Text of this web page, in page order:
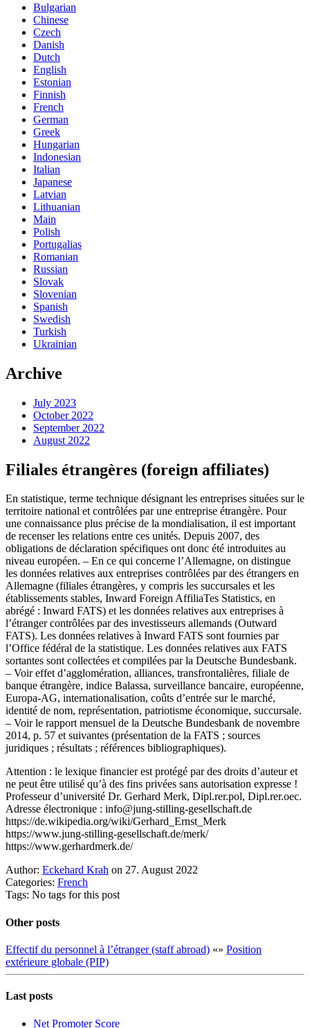
Bulgarian
Chinese
Czech
Danish
Dutch
English
Estonian
Finnish
French
German
Greek
Hungarian
Indonesian
Italian
Japanese
Latvian
Lithuanian
Main
Polish
Portugalias
Romanian
Russian
Slovak
Slovenian
Spanish
Swedish
Turkish
Ukrainian
Archive
July 2023
October 2022
September 2022
August 2022
Filiales étrangères (foreign affiliates)
En statistique, terme technique désignant les entreprises situées sur le
territoire national et contrôlées par une entreprise étrangère. Pour
une connaissance plus précise de la mondialisation, il est important
de recenser les relations entre ces unités. Depuis 2007, des
obligations de déclaration spécifiques ont donc été introduites au
niveau européen. – En ce qui concerne l’Allemagne, on distingue
les données relatives aux entreprises contrôlées par des étrangers en
Allemagne (filiales étrangères, y compris les succursales et les
établissements stables, Inward Foreign AffiliaTes Statistics, en
abrégé : Inward FATS) et les données relatives aux entreprises à
l’étranger contrôlées par des investisseurs allemands (Outward
FATS). Les données relatives à Inward FATS sont fournies par
l’Office fédéral de la statistique. Les données relatives aux FATS
sortantes sont collectées et compilées par la Deutsche Bundesbank.
– Voir effet d’agglomération, alliances, transfrontalières, filiale de
banque étrangère, indice Balassa, surveillance bancaire, européenne,
Europa-AG, internationalisation, coûts d’entrée sur le marché,
identité de nom, représentation, patriotisme économique, succursale.
– Voir le rapport mensuel de la Deutsche Bundesbank de novembre
2014, p. 57 et suivantes (présentation de la FATS ; sources
juridiques ; résultats ; références bibliographiques).
Attention : le lexique financier est protégé par des droits d’auteur et
ne peut être utilisé qu’à des fins privées sans autorisation expresse !
Professeur d’université Dr. Gerhard Merk, Dipl.rer.pol, Dipl.rer.oec.
Adresse électronique : info@jung-stilling-gesellschaft.de
https://de.wikipedia.org/wiki/Gerhard_Ernst_Merk
https://www.jung-stilling-gesellschaft.de/merk/
https://www.gerhardmerk.de/
Author: Eckehard Krah on 27. August 2022
Categories: French
Tags: No tags for this post
Other posts
Effectif du personnel à l’étranger (staff abroad) «» Position
extérieure globale (PIP)
Last posts
Net Promoter Score